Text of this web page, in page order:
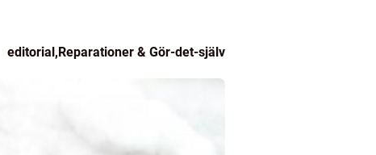
editorial,Reparationer & Gör-det-själv